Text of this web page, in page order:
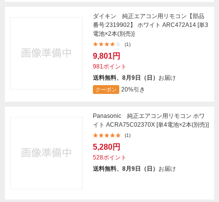
ダイキン 純正エアコン用リモコン【部品
番号:2319902】 ホワイト ARC472A14 [単3
電池×2本(別売)]
(1)
9,801円
981ポイント
送料無料、8月9日（日） お届け
クーポン 20%引き
Panasonic 純正エアコン用リモコン ホワ
イト ACRA75C02370X [単4電池×2本(別売)]
(1)
5,280円
528ポイント
送料無料、8月9日（日） お届け